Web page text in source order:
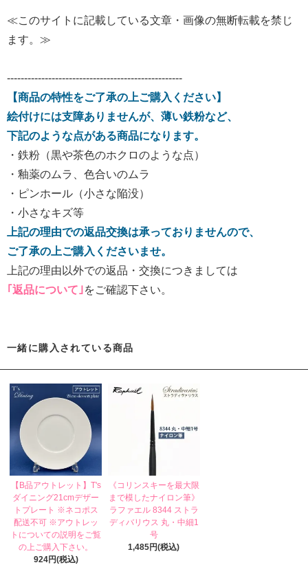
≪このサイトに記載している文章・画像の無断転載を禁じ
ます。≫
---------------------------------------------------
【商品の特性をご了承の上ご購入ください】
絵付けには支障ありませんが、薄い鉄粉など、
下記のような点がある商品になります。
・鉄粉（黒や茶色のホクロのような点）
・釉薬のムラ、色合いのムラ
・ピンホール（小さな陥没）
・小さなキズ等
上記の理由での返品交換は承っておりませんので、
ご了承の上ご購入くださいませ。
上記の理由以外での返品・交換につきましては
｢返品について｣ をご確認下さい。
一緒に購入されている商品
【B品アウトレット】T's
ダイニング21cmデザー
トプレート ※ネコポス
配送不可 ※アウトレッ
トについての説明をご覧
の上ご購入下さい。
924円(税込)
《コリンスキーを最大限
まで模したナイロン筆》
ラファエル 8344 ストラ
ディバリウス 丸・中細1
号
1,485円(税込)